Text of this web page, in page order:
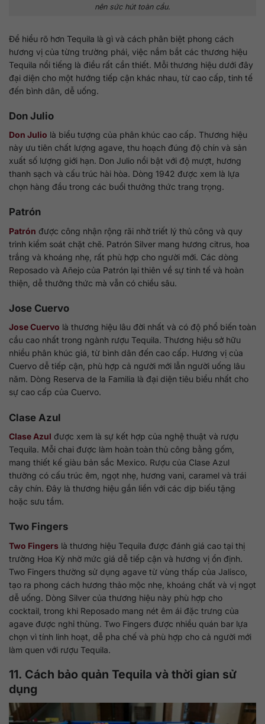
nên sức hút toàn cầu.
Để hiểu rõ hơn Tequila là gì và cách phân biệt phong cách
hương vị của từng trường phái, việc nắm bắt các thương hiệu
Tequila nổi tiếng là điều rất cần thiết. Mỗi thương hiệu dưới đây
đại diện cho một hướng tiếp cận khác nhau, từ cao cấp, tinh tế
đến bình dân, dễ uống.
Don Julio
Don Julio là biểu tượng của phân khúc cao cấp. Thương hiệu
này ưu tiên chất lượng agave, thu hoạch đúng độ chín và sản
xuất số lượng giới hạn. Don Julio nổi bật với độ mượt, hương
thanh sạch và cấu trúc hài hòa. Dòng 1942 được xem là lựa
chọn hàng đầu trong các buổi thưởng thức trang trọng.
Patrón
Patrón được công nhận rộng rãi nhờ triết lý thủ công và quy
trình kiểm soát chặt chẽ. Patrón Silver mang hương citrus, hoa
trắng và khoáng nhẹ, rất phù hợp cho người mới. Các dòng
Reposado và Añejo của Patrón lại thiên về sự tinh tế và hoàn
thiện, dễ thưởng thức mà vẫn có chiều sâu.
Jose Cuervo
Jose Cuervo là thương hiệu lâu đời nhất và có độ phổ biến toàn
cầu cao nhất trong ngành rượu Tequila. Thương hiệu sở hữu
nhiều phân khúc giá, từ bình dân đến cao cấp. Hương vị của
Cuervo dễ tiếp cận, phù hợp cả người mới lẫn người uống lâu
năm. Dòng Reserva de la Familia là đại diện tiêu biểu nhất cho
sự cao cấp của Cuervo.
Clase Azul
Clase Azul được xem là sự kết hợp của nghệ thuật và rượu
Tequila. Mỗi chai được làm hoàn toàn thủ công bằng gốm,
mang thiết kế giàu bản sắc Mexico. Rượu của Clase Azul
thường có cấu trúc êm, ngọt nhẹ, hương vani, caramel và trái
cây chín. Đây là thương hiệu gắn liền với các dịp biếu tặng
hoặc sưu tầm.
Two Fingers
Two Fingers là thương hiệu Tequila được đánh giá cao tại thị
trường Hoa Kỳ nhờ mức giá dễ tiếp cận và hương vị ổn định.
Two Fingers thường sử dụng agave từ vùng thấp của Jalisco,
tạo ra phong cách hương thảo mộc nhẹ, khoáng chất và vị ngọt
dễ uống. Dòng Silver của thương hiệu này phù hợp cho
cocktail, trong khi Reposado mang nét êm ái đặc trưng của
agave được nghỉ thùng. Two Fingers được nhiều quán bar lựa
chọn vì tính linh hoạt, dễ pha chế và phù hợp cho cả người mới
làm quen với rượu Tequila.
11. Cách bảo quản Tequila và thời gian sử
dụng